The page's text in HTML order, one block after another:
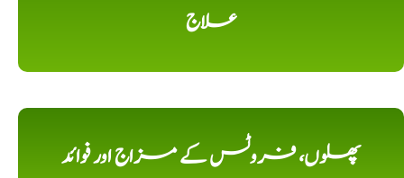
علاج
پھلوں، فروٹس کے مزاج اور فوائد